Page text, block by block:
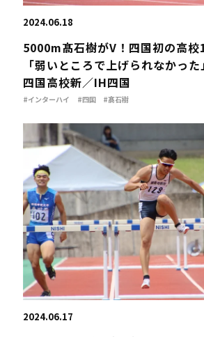
2024.06.18
5000m髙石樹がV！四国初の高校
「弱いところで上げられなかっ
四国高校新／IH四国
#インターハイ #四国 #髙石樹
2024.06.17